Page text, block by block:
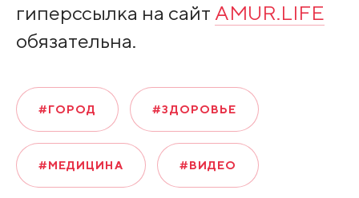
гиперссылка на сайт AMUR.LIFE
обязательна.
#ГОРОД #ЗДОРОВЬЕ
#МЕДИЦИНА #ВИДЕО